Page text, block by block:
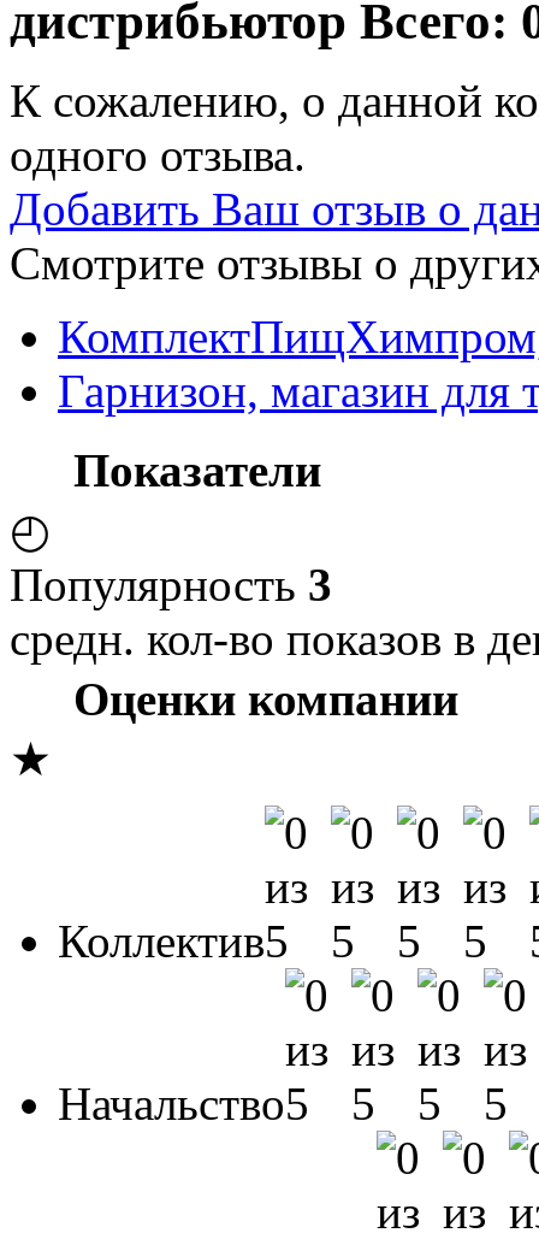
дистрибьютор Всего:
К сожалению, о данной
одного отзыва.
Добавить Ваш отзыв о
Смотрите отзывы о
КомплектПищХимпром,
Гарнизон, магазин для
Показатели
◴
Популярность 3
средн. кол-во показов в
Оценки компании
★
Коллектив
Начальство